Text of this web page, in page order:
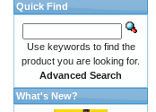
Quick Find
Use keywords to find the
product you are looking for.
Advanced Search
What's New?